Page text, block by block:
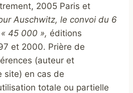
2005 Paris et
Auschwitz, le convoi du 6
45 000 », éditions
et 2000. Prière de
(auteur et
site) en cas de
totale ou partielle